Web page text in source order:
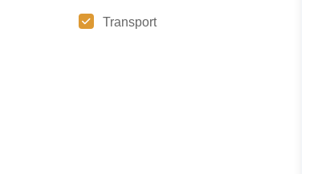
Transport